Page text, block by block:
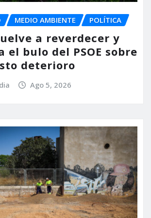
MEDIO AMBIENTE POLÍTICA
a reverdecer y
el bulo del PSOE sobre
deterioro
Ago 5, 2026